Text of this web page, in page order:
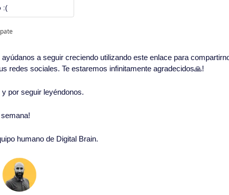
:(
a seguir creciendo utilizando este enlace para
redes sociales. Te estaremos infinitamente agradecidos🙏!
por seguir leyéndonos.
humano de Digital Brain.